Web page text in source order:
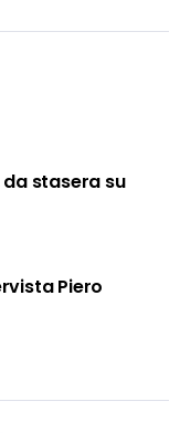
da stasera su
Piero